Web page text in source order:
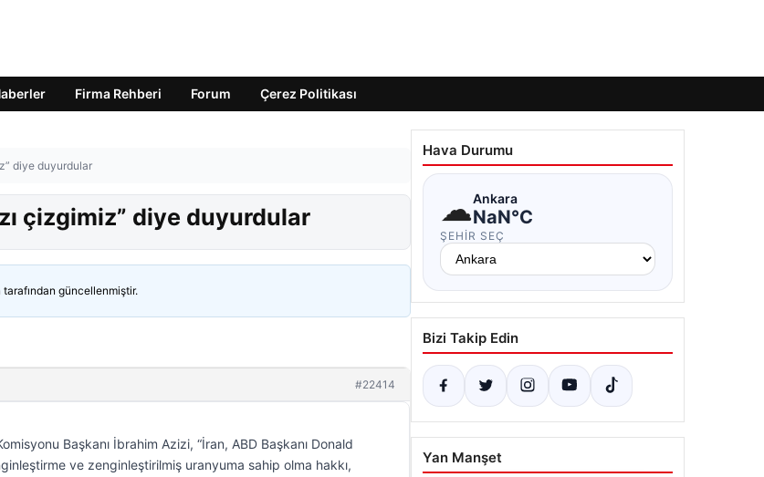
Firma Rehberi Forum Çerez Politikası
diye duyurdular
çizgimiz” diye duyurdular
tarafından güncellenmiştir.
#22414
Başkanı İbrahim Azizi, “İran, ABD Başkanı Donald
ve zenginleştirilmiş uranyuma sahip olma hakkı,
Hava Durumu
☁Ankara
NaN°C
ŞEHIR SEÇ
Bizi Takip Edin
Yan Manşet